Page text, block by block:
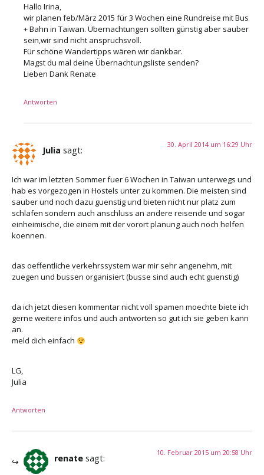
Hallo Irina,
wir planen feb/März 2015 für 3 Wochen eine Rundreise mit Bus
+ Bahn in Taiwan. Übernachtungen sollten günstig aber sauber
sein,wir sind nicht anspruchsvoll.
Für schöne Wandertipps wären wir dankbar.
Magst du mal deine Übernachtungsliste senden?
Lieben Dank Renate
Antworten
Julia sagt:
30. April 2014 um 16:29 Uhr
Ich war im letzten Sommer fuer 6 Wochen in Taiwan unterwegs und
hab es vorgezogen in Hostels unter zu kommen. Die meisten sind
sauber und noch dazu guenstig und bieten nicht nur platz zum
schlafen sondern auch anschluss an andere reisende und sogar
einheimische, die einem mit der vorort planung auch noch helfen
koennen.
das oeffentliche verkehrssystem war mir sehr angenehm, mit
zuegen und bussen organisiert (busse sind auch echt guenstig)
da ich jetzt diesen kommentar nicht voll spamen moechte biete ich
gerne weitere infos und auch antworten so gut ich sie geben kann
an.
meld dich einfach
LG,
Julia
Antworten
renate sagt:
10. Februar 2015 um 20:58 Uhr